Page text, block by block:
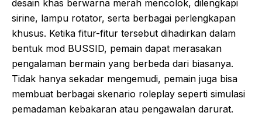
desain khas berwarna merah mencolok, dilengkapi
sirine, lampu rotator, serta berbagai perlengkapan
khusus. Ketika fitur-fitur tersebut dihadirkan dalam
bentuk mod BUSSID, pemain dapat merasakan
pengalaman bermain yang berbeda dari biasanya.
Tidak hanya sekadar mengemudi, pemain juga bisa
membuat berbagai skenario roleplay seperti simulasi
pemadaman kebakaran atau pengawalan darurat.